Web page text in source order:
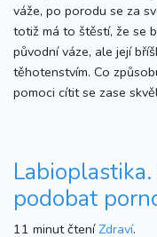
váže, po porodu se za
totiž má to štěstí, že se
původní váze, ale její
těhotenstvím. Co
pomoci cítit se zase
podobat
11 minut čtení Zdraví.